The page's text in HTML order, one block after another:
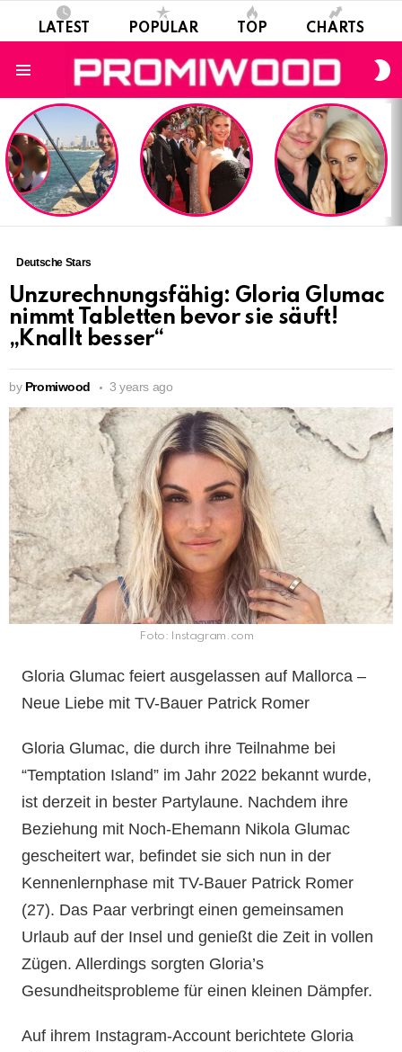
LATEST POPULAR TOP CHARTS
LATEST
STORIES
Deutsche Stars
Unzurechnungsfähig: Gloria Glumac
nimmt Tabletten bevor sie säuft!
„Knallt besser“
by Promiwood 3 years ago
Foto: Instagram.com
Gloria Glumac feiert ausgelassen auf Mallorca –
Neue Liebe mit TV-Bauer Patrick Romer
Gloria Glumac, die durch ihre Teilnahme bei
“Temptation Island” im Jahr 2022 bekannt wurde,
ist derzeit in bester Partylaune. Nachdem ihre
Beziehung mit Noch-Ehemann Nikola Glumac
gescheitert war, befindet sie sich nun in der
Kennenlernphase mit TV-Bauer Patrick Romer
(27). Das Paar verbringt einen gemeinsamen
Urlaub auf der Insel und genießt die Zeit in vollen
Zügen. Allerdings sorgten Gloria’s
Gesundheitsprobleme für einen kleinen Dämpfer.
Auf ihrem Instagram-Account berichtete Gloria